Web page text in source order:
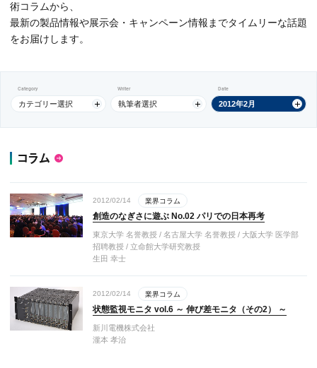
術コラムから、
最新の製品情報や展示会・キャンペーン情報までタイムリーな話題
をお届けします。
Category
カテゴリー選択
Writer
執筆者選択
Date
2012年2月
コラム
2012/02/14 業界コラム
創造のなぎさに遊ぶ No.02 パリでの日本再考
東京大学 名誉教授 / 名古屋大学 名誉教授 / 大阪大学 医学部
招聘教授 / 立命館大学研究教授
生田 幸士
2012/02/14 業界コラム
状態監視モニタ vol.6 ～ 伸び差モニタ（その2） ～
新川電機株式会社
瀧本 孝治